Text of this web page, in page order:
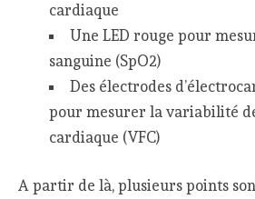
cardiaque
Une LED rouge pour
sanguine (SpO2)
Des électrodes
pour mesurer la variabilité
cardiaque (VFC)
A partir de là, plusieurs points